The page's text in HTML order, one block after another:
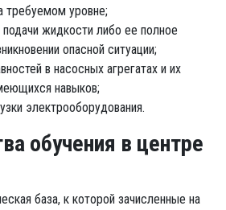
требуемом уровне;
жидкости либо ее полное
опасной ситуации;
в насосных агрегатах и их
навыков;
электрооборудования.
обучения в центре
база, к которой зачисленные на